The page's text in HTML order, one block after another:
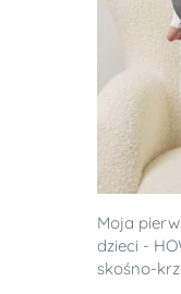
Moja
dzieci -
skośno-